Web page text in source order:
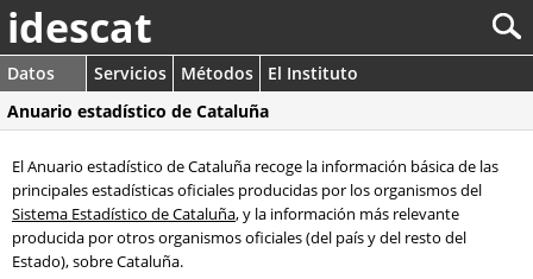
idescat
Datos Servicios Métodos
El Instituto
Anuario estadístico de Cataluña
El Anuario estadístico de Cataluña recoge la información básica de las
principales estadísticas oficiales producidas por los organismos del
Sistema Estadístico de Cataluña, y la información más relevante
producida por otros organismos oficiales (del país y del resto del
Estado), sobre Cataluña.